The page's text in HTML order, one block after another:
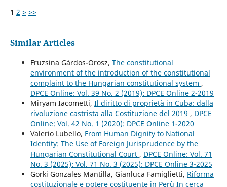
1 2 > >>
Similar Articles
Fruzsina Gárdos-Orosz, The constitutional
environment of the introduction of the constitutional
complaint to the Hungarian constitutional system ,
DPCE Online: Vol. 39 No. 2 (2019): DPCE Online 2-2019
Miryam Iacometti, Il diritto di proprietà in Cuba: dalla
rivoluzione castrista alla Costituzione del 2019 , DPCE
Online: Vol. 42 No. 1 (2020): DPCE Online 1-2020
Valerio Lubello, From Human Dignity to National
Identity: The Use of Foreign Jurisprudence by the
Hungarian Constitutional Court , DPCE Online: Vol. 71
No. 3 (2025): Vol. 71 No. 3 (2025): DPCE Online 3-2025
Gorki Gonzales Mantilla, Gianluca Famiglietti, Riforma
costituzionale e potere costituente in Perù In cerca